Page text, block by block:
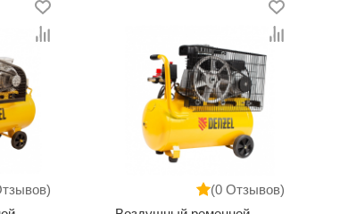
(0 Отзывов)